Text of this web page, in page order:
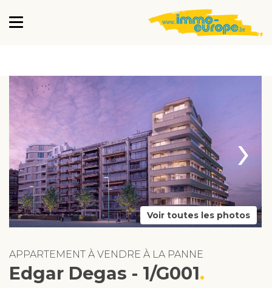
›
Voir toutes les photos
APPARTEMENT À VENDRE À LA PANNE
Edgar Degas - 1/G001